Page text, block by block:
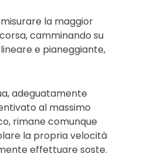
la maggior
camminando su
e pianeggiante,
adeguatamente
al massimo
rimane comunque
la propria velocità
effettuare soste.